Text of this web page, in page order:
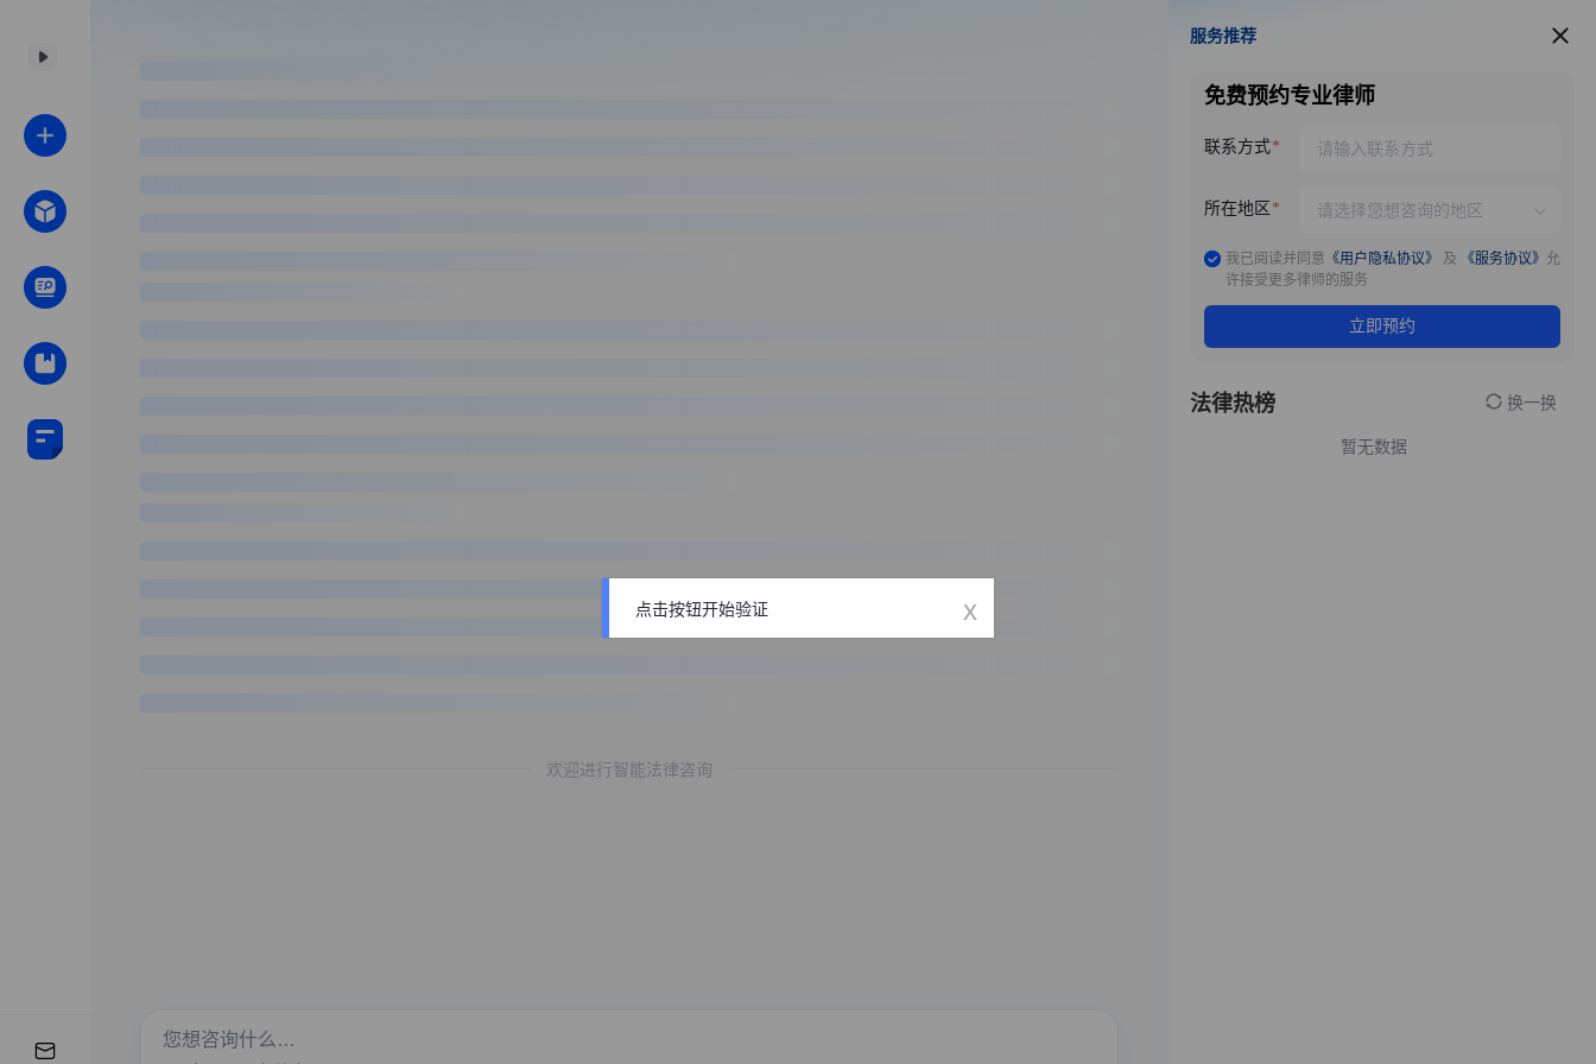
欢迎进行智能法律咨询
服务推荐
服务推荐
免费预约专业律师
联系方式
所在地区
我已阅读并同意 《用户隐私协议》 及 《服务协议》 允
许接受更多律师的服务
立即预约
法律热榜 换一换
暂无数据
点击按钮开始验证 x